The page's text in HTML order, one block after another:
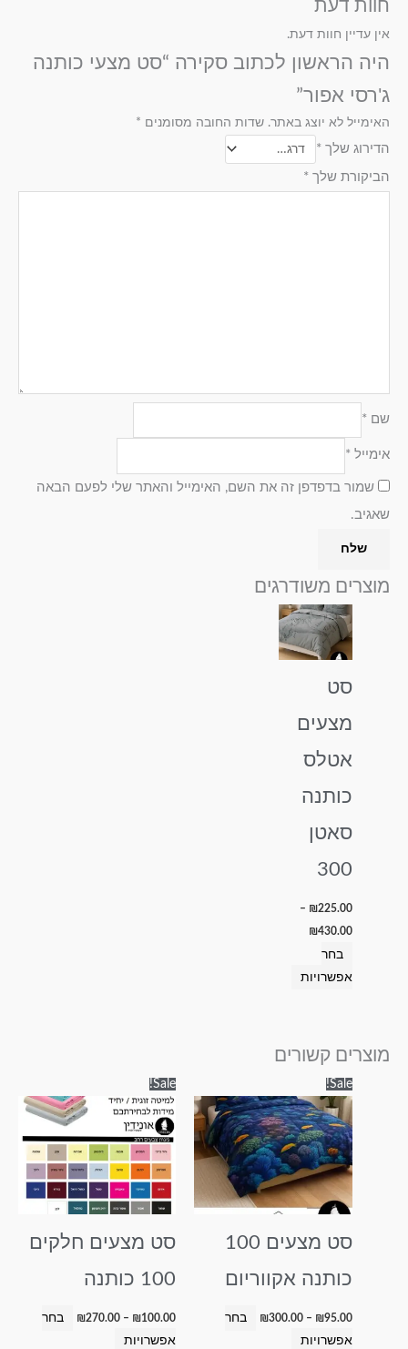
לכריות- 50/70 מ.
סט מצעים למיטה
זוגית 1.80 4 חלקים:
1 סדין למיטה :
סט מצעים למיטה
160/200 , 2 ציפה
לכרית : 50/70.
חוות דעת
אין עדיין חוות דעת.
היה הראשון לכתוב סקירה “סט מצעי כותנה
ג'רסי אפור”
האימייל לא יוצג באתר. שדות החובה מסומנים *
הדירוג שלך *
הביקורת שלך *
שם *
אימייל *
שמור בדפדפן זה את השם, האימייל והאתר שלי לפעם הבאה
שאגיב.
מוצרים משודרגים
סט
מצעים
אטלס
כותנה
סאטן
300
₪225.00
–
₪430.00
טווח
מחירים:
עד
בחר
אפשרויות
למוצר
זה
יש
מוצרים קשורים
Sale!
סט מצעים 100
כותנה אקווריום
₪95.00
–
₪300.00
מחירים:
⁦₪95.00⁩
עד
⁦₪300.00⁩
בחר
אפשרויות
זה
יש
מספר
סוגים.
ניתן
את
בעמוד
המוצר
Sale!
סט מצעים חלקים
100 כותנה
₪100.00
–
₪270.00
מחירים:
⁦₪100.00⁩
עד
⁦₪270.00⁩
בחר
אפשרויות
זה
מספר
סוגים.
ניתן
את
בעמוד
המוצר